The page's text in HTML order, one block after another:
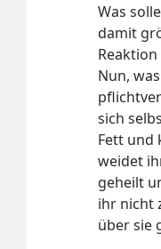
Was
damit
Nun,
sich
Fett und
weidet
geheilt
ihr nicht
über sie